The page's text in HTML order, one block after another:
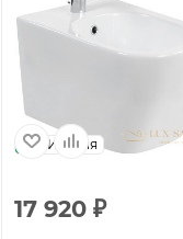
Италия
17 920 ₽